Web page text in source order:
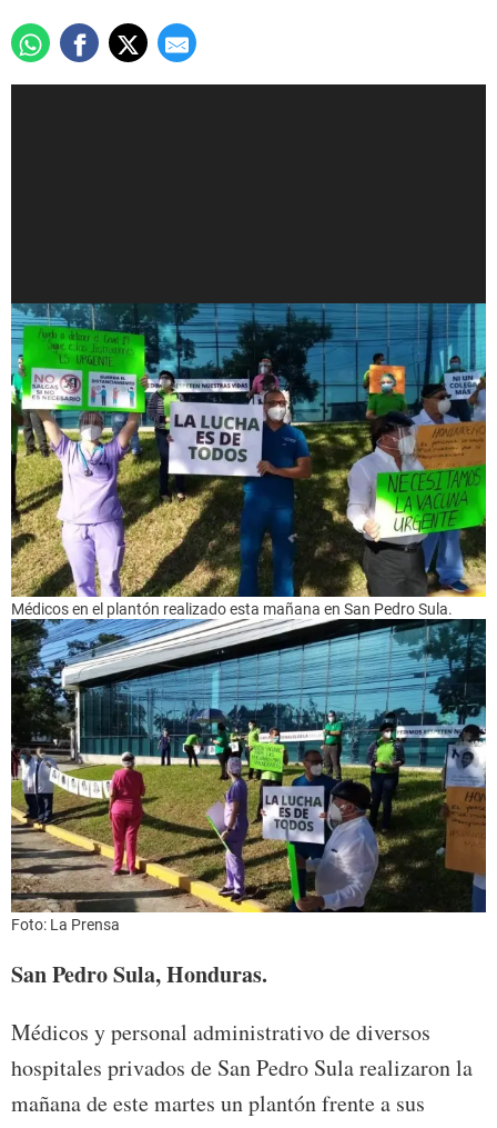
Médicos en el plantón realizado esta mañana en San Pedro Sula.
Foto: La Prensa
San Pedro Sula, Honduras.
Médicos y personal administrativo de diversos
hospitales privados de San Pedro Sula realizaron la
mañana de este martes un plantón frente a sus